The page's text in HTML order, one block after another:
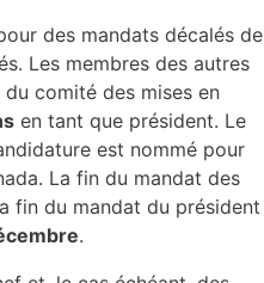
des mandats décalés de
Les membres des autres
comité des mises en
en tant que président. Le
est nommé pour
La fin du mandat des
fin du mandat du président
.